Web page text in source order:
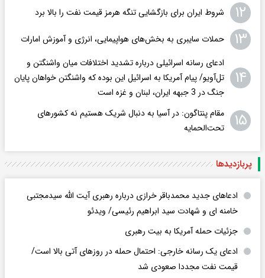
۱۲ شروط ایران برای بازگشایی تنگه هرمز قیمت نفت را بالا برد
۱۳ حملات سایبری به بخش‌های هواپیمایی، انرژی و آموزش امارات
۱۴
ادعای رسانه اسرائیلی درباره تشدید اختلافات میان واشنگتن و
تل‌آویو/ پیام آمریکا به اسرائیل این بوده که واشنگتن خواهان پایان
جنگ در 3 جبهه ایران، لبنان و غزه است
۱۵
مقام پنتاگون: در آسیا به دنبال شریک هستیم نه کشورهای
تحت‌الحمایه
پربازدید‌ها
ادعاهای جدید محمدباقر خرازی درباره رهبری آیت الله سیدمجتبی
خامنه ای و شهادت سید ابراهیم رئیسی/ ویدئو
جزئیات حمله آمریکا به بیت رهبری
ادعای یک رسانه خارجی: احتمال حمله در روزهای آتی بالا است/
قیمت نفت مجددا صعودی شد